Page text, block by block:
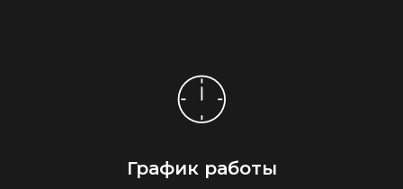
График работы